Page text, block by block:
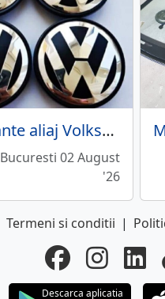
Capace jante aliaj Volkswagen, BMW, Audi, Skoda, Mercedes
Bucuresti 02 August
'26
Termeni si conditii |
Descarca aplicatia